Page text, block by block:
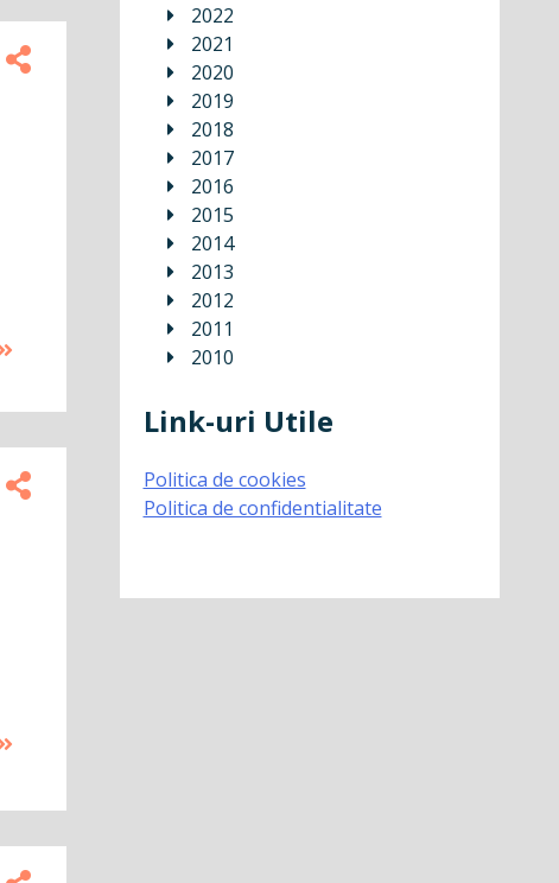
2022
2021
2020
2019
2018
2017
2016
2015
2014
2013
2012
2011
2010
Link-uri Utile
Politica de cookies
Politica de confidentialitate